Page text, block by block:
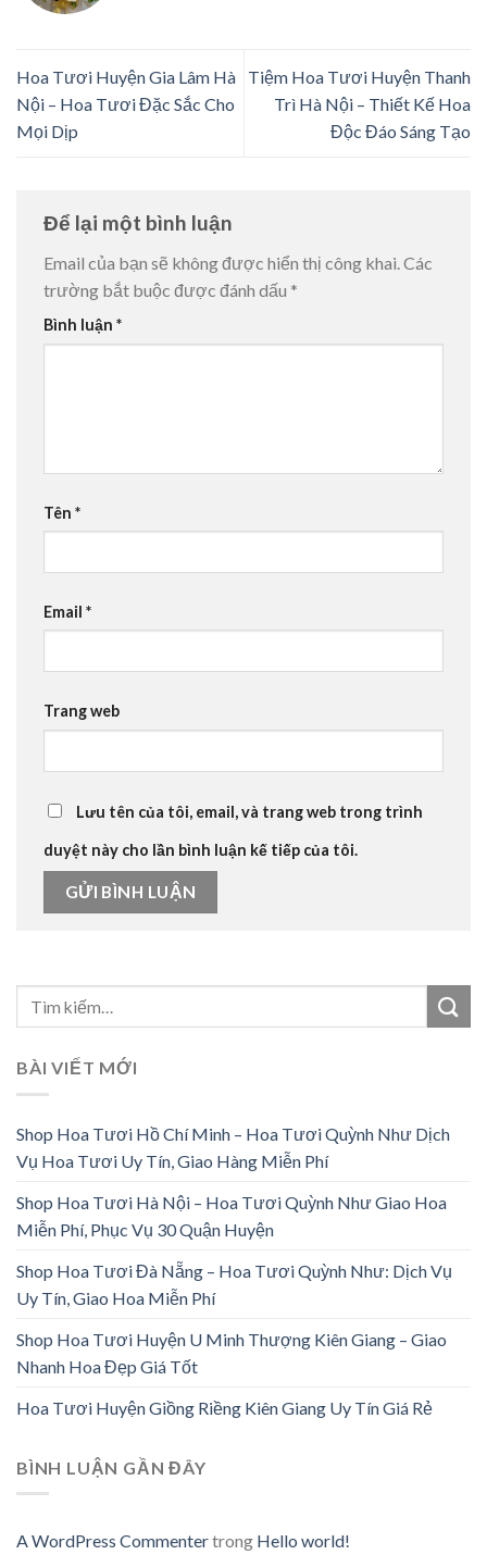
Hoa Tươi Huyện Gia Lâm Hà
Nội – Hoa Tươi Đặc Sắc Cho
Mọi Dịp
Tiệm Hoa Tươi Huyện Thanh
Trì Hà Nội – Thiết Kế Hoa
Độc Đáo Sáng Tạo
Để lại một bình luận
Email của bạn sẽ không được hiển thị công khai.Các
trường bắt buộc được đánh dấu *
Bình luận *
Tên *
Email *
Trang web
Lưu tên của tôi, email, và trang web trong trình
duyệt này cho lần bình luận kế tiếp của tôi.
BÀI VIẾT MỚI
Shop Hoa Tươi Hồ Chí Minh – Hoa Tươi Quỳnh Như Dịch
Vụ Hoa Tươi Uy Tín, Giao Hàng Miễn Phí
Shop Hoa Tươi Hà Nội – Hoa Tươi Quỳnh Như Giao Hoa
Miễn Phí, Phục Vụ 30 Quận Huyện
Shop Hoa Tươi Đà Nẵng – Hoa Tươi Quỳnh Như: Dịch Vụ
Uy Tín, Giao Hoa Miễn Phí
Shop Hoa Tươi Huyện U Minh Thượng Kiên Giang – Giao
Nhanh Hoa Đẹp Giá Tốt
Hoa Tươi Huyện Giồng Riềng Kiên Giang Uy Tín Giá Rẻ
BÌNH LUẬN GẦN ĐÂY
A WordPress Commentertrong Hello world!